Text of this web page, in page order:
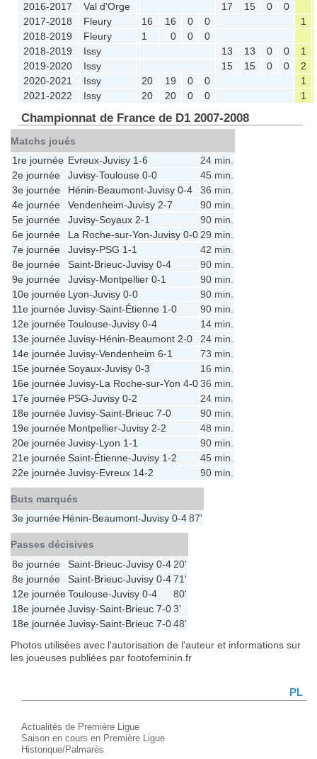
2016-2017
Val d'Orge 17 15 0
0
2017-2018
Fleury 16 16 0 0
1
2018-2019
Fleury 1 0 0
0
2018-2019
Issy 13 13 0 0
1
2019-2020
Issy 15 15 0 0
2
2020-2021
Issy 20 19 0 0
1
2021-2022
Issy 20 20 0 0 1
Championnat de France de D1 2007-2008
Matchs joués
1re journée Evreux-Juvisy 1-6
24 min.
2e journée
Juvisy-Toulouse 0-0
45 min.
3e journée
Hénin-Beaumont-Juvisy 0-4
36 min.
4e journée
Vendenheim-Juvisy 2-7
90 min.
5e journée
Juvisy-Soyaux 2-1
90 min.
6e journée
La Roche-sur-Yon-Juvisy 0-0 29 min.
7e journée
Juvisy-PSG 1-1
42 min.
8e journée
Saint-Brieuc-Juvisy 0-4
90 min.
9e journée
Juvisy-Montpellier 0-1
90 min.
10e journée Lyon-Juvisy 0-0
90 min.
11e journée Juvisy-Saint-Étienne 1-0
90 min.
12e journéeToulouse-Juvisy 0-4
14 min.
13e journéeJuvisy-Hénin-Beaumont 2-0
24 min.
14e journéeJuvisy-Vendenheim 6-1
73 min.
15e journéeSoyaux-Juvisy 0-3
16 min.
16e journéeJuvisy-La Roche-sur-Yon 4-036 min.
17e journée PSG-Juvisy 0-2
24 min.
18e journéeJuvisy-Saint-Brieuc 7-0
90 min.
19e journée Montpellier-Juvisy 2-2
48 min.
20e journéeJuvisy-Lyon 1-1
90 min.
21e journéeSaint-Étienne-Juvisy 1-2
45 min.
22e journéeJuvisy-Evreux 14-2 90 min.
Buts marqués
3e journée Hénin-Beaumont-Juvisy 0-487'
Passes décisives
8e journée
Saint-Brieuc-Juvisy 0-4 20'
8e journée
Saint-Brieuc-Juvisy 0-471'
12e journéeToulouse-Juvisy 0-4
80'
18e journéeJuvisy-Saint-Brieuc 7-03'
18e journéeJuvisy-Saint-Brieuc 7-048'
Photos utilisées avec l'autorisation de l'auteur et informations sur
les joueuses publiées par footofeminin.fr
PL
Actualités de Première Ligue
Saison en cours en Première Ligue
Historique/Palmarès